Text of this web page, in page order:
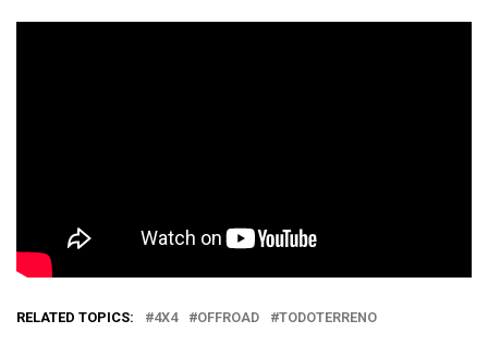
RELATED TOPICS: 4X4 OFFROAD TODOTERRENO